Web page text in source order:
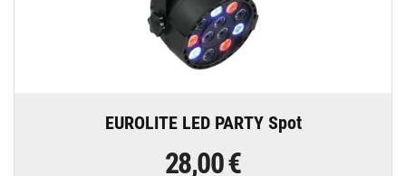
EUROLITE LED PARTY Spot
28,00 €